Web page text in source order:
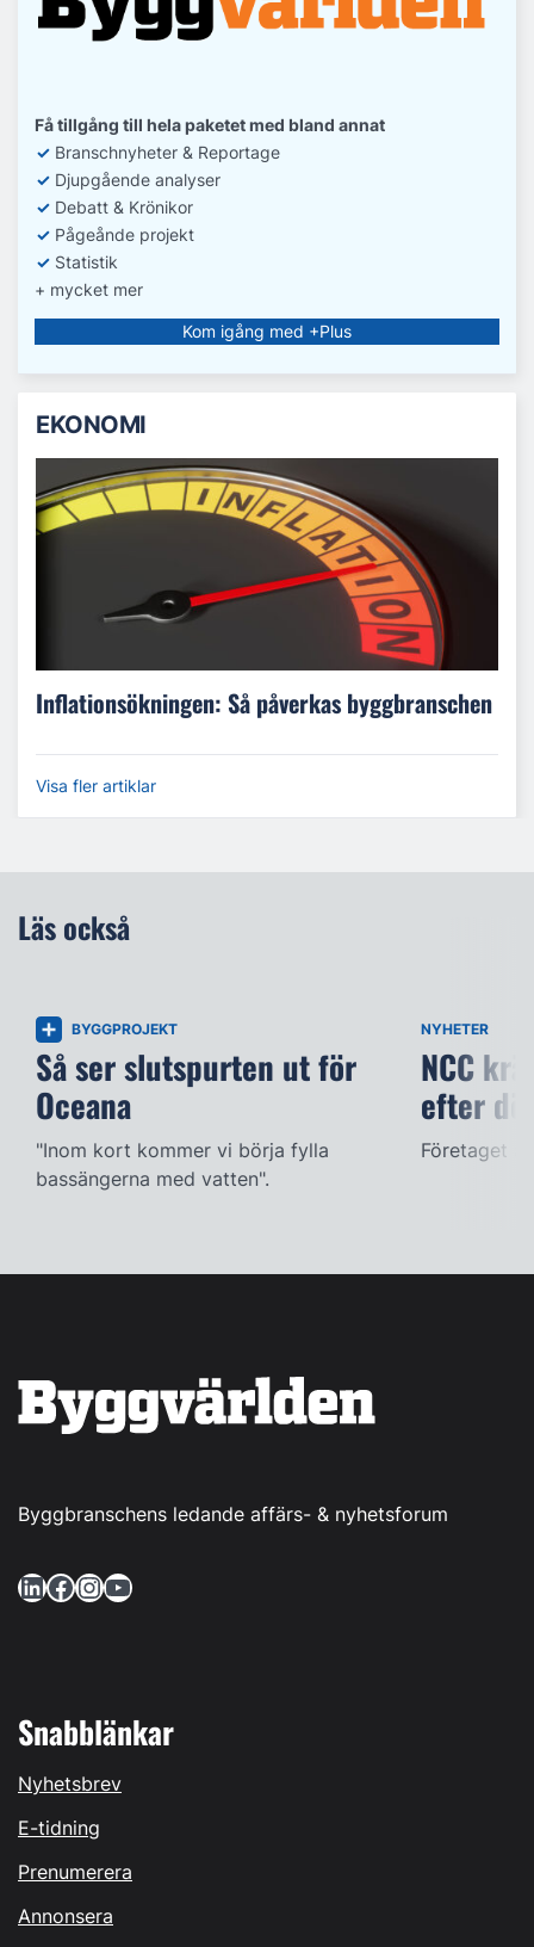
Få tillgång till hela paketet med bland annat
✓ Branschnyheter & Reportage
✓ Djupgående analyser
✓ Debatt & Krönikor
✓ Pågeånde projekt
✓ Statistik
+ mycket mer
Kom igång med +Plus
EKONOMI
Inflationsökningen: Så påverkas byggbranschen
Visa fler artiklar
Läs också
BYGGPROJEKT
Så ser slutspurten ut för
Oceana
"Inom kort kommer vi börja fylla
bassängerna med vatten".
NYHETER
NCC
efter
Företaget
Byggbranschens ledande affärs- & nyhetsforum
LinkedIn Facebook InstagramYouTube
Snabblänkar
Nyhetsbrev
E-tidning
Prenumerera
Annonsera